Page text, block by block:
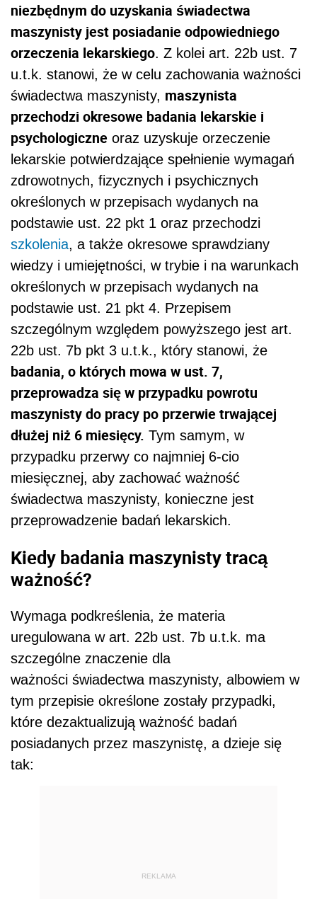
niezbędnym do uzyskania świadectwa
maszynisty jest posiadanie odpowiedniego
orzeczenia lekarskiego. Z kolei art. 22b ust. 7
u.t.k. stanowi, że w celu zachowania ważności
świadectwa maszynisty, maszynista
przechodzi okresowe badania lekarskie i
psychologiczne oraz uzyskuje orzeczenie
lekarskie potwierdzające spełnienie wymagań
zdrowotnych, fizycznych i psychicznych
określonych w przepisach wydanych na
podstawie ust. 22 pkt 1 oraz przechodzi
szkolenia, a także okresowe sprawdziany
wiedzy i umiejętności, w trybie i na warunkach
określonych w przepisach wydanych na
podstawie ust. 21 pkt 4. Przepisem
szczególnym względem powyższego jest art.
22b ust. 7b pkt 3 u.t.k., który stanowi, że
badania, o których mowa w ust. 7,
przeprowadza się w przypadku powrotu
maszynisty do pracy po przerwie trwającej
dłużej niż 6 miesięcy. Tym samym, w
przypadku przerwy co najmniej 6-cio
miesięcznej, aby zachować ważność
świadectwa maszynisty, konieczne jest
przeprowadzenie badań lekarskich.
Kiedy badania maszynisty tracą
ważność?
Wymaga podkreślenia, że materia
uregulowana w art. 22b ust. 7b u.t.k. ma
szczególne znaczenie dla
ważności świadectwa maszynisty, albowiem w
tym przepisie określone zostały przypadki,
które dezaktualizują ważność badań
posiadanych przez maszynistę, a dzieje się
tak:
REKLAMA